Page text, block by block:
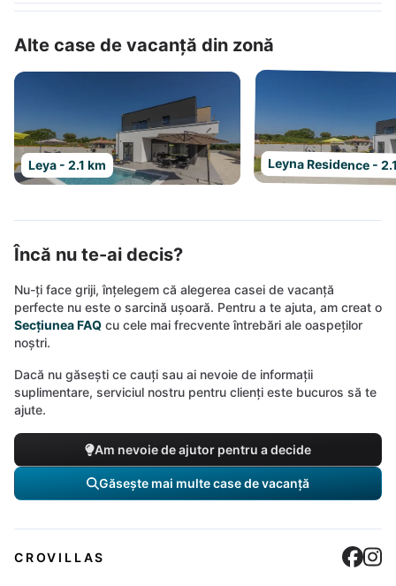
Alte case de vacanță din zonă
Leya - 2.1 km Leyna Residence -
Încă nu te-ai decis?
Nu-ți face griji, înțelegem că alegerea casei de vacanță
perfecte nu este o sarcină ușoară. Pentru a te ajuta, am creat o
Secțiunea FAQ cu cele mai frecvente întrebări ale oaspeților
noștri.
Dacă nu găsești ce cauți sau ai nevoie de informații
suplimentare, serviciul nostru pentru clienți este bucuros să te
ajute.
Am nevoie de ajutor pentru a decide
Găsește mai multe case de vacanță
CROVILLAS